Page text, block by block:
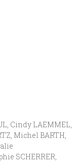
Cindy LAEMMEL,
Michel BARTH,
SCHERRER,